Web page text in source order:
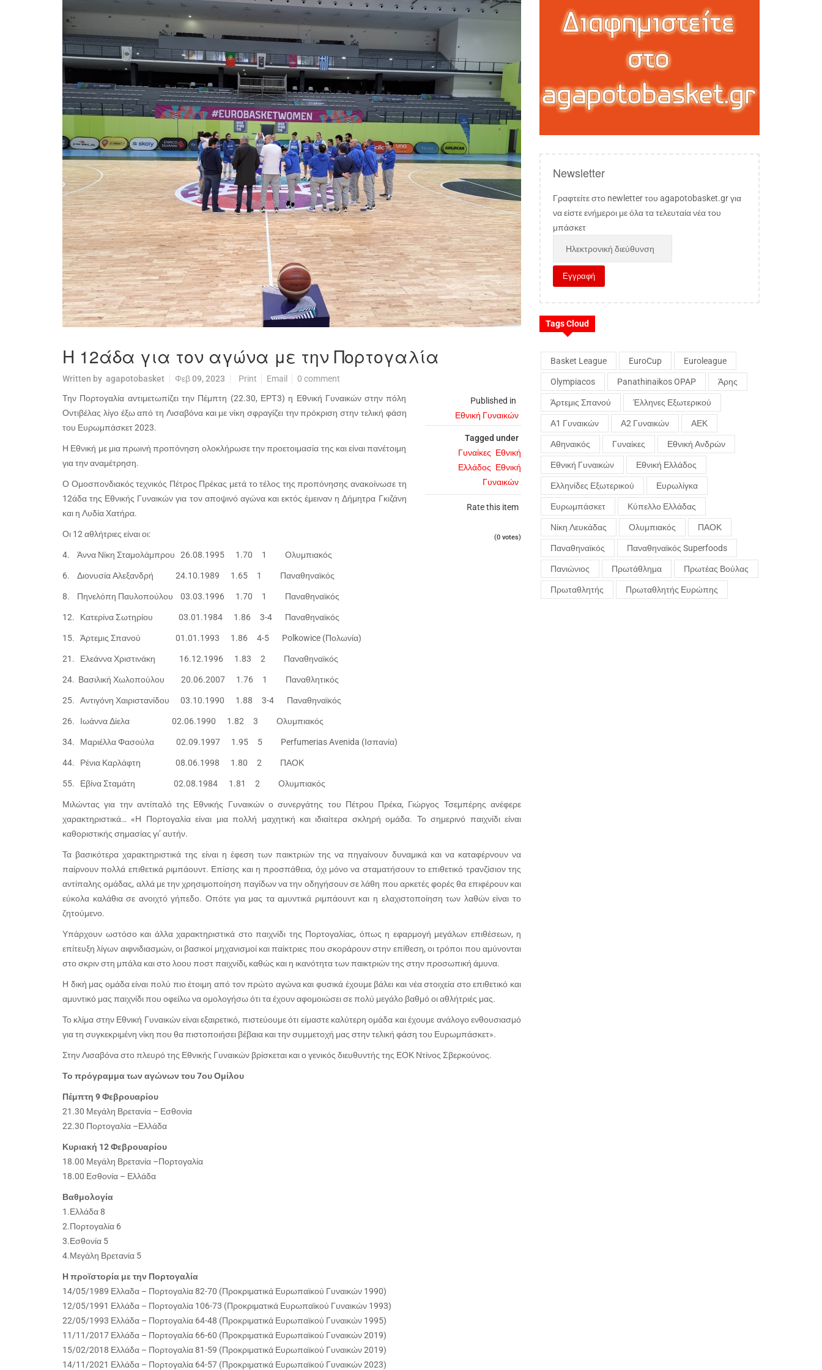
Η 12άδα για τον αγώνα με την Πορτογαλία
Written by agapotobasket Φεβ 09, 2023 Print Email 0 comment
Published in
Εθνική Γυναικών
Tagged under
Γυναίκες Εθνική
Ελλάδος Εθνική
Γυναικών
Rate this item
(0 votes)
Την Πορτογαλία αντιμετωπίζει την Πέμπτη (22.30, ΕΡΤ3) η Εθνική Γυναικών στην πόλη
Οντιβέλας λίγο έξω από τη Λισαβόνα και με νίκη σφραγίζει την πρόκριση στην τελική φάση
του Ευρωμπάσκετ 2023.
Η Εθνική με μια πρωινή προπόνηση ολοκλήρωσε την προετοιμασία της και είναι πανέτοιμη
για την αναμέτρηση.
Ο Ομοσπονδιακός τεχνικός Πέτρος Πρέκας μετά το τέλος της προπόνησης ανακοίνωσε τη
12άδα της Εθνικής Γυναικών για τον αποψινό αγώνα και εκτός έμειναν η Δήμητρα Γκιζάνη
και η Λυδία Χατήρα.
Οι 12 αθλήτριες είναι οι:
4. Άννα Νίκη Σταμολάμπρου 26.08.1995 1.70 1 Ολυμπιακός
6. Διονυσία Αλεξανδρή 24.10.1989 1.65 1 Παναθηναϊκός
8. Πηνελόπη Παυλοπούλου 03.03.1996 1.70 1 Παναθηναϊκός
12. Κατερίνα Σωτηρίου 03.01.1984 1.86 3-4 Παναθηναϊκός
15. Άρτεμις Σπανού 01.01.1993 1.86 4-5 Polkowice (Πολωνία)
21. Ελεάννα Χριστινάκη 16.12.1996 1.83 2 Παναθηναϊκός
24. Βασιλική Χωλοπούλου 20.06.2007 1.76 1 Παναθλητικός
25. Αντιγόνη Χαιριστανίδου 03.10.1990 1.88 3-4 Παναθηναϊκός
26. Ιωάννα Δίελα 02.06.1990 1.82 3 Ολυμπιακός
34. Μαριέλλα Φασούλα 02.09.1997 1.95 5 Perfumerias Avenida (Ισπανία)
44. Ρένια Καρλάφτη 08.06.1998 1.80 2 ΠΑΟΚ
55. Εβίνα Σταμάτη 02.08.1984 1.81 2 Ολυμπιακός
Μιλώντας για την αντίπαλό της Εθνικής Γυναικών ο συνεργάτης του Πέτρου Πρέκα, Γιώργος Τσεμπέρης ανέφερε
χαρακτηριστικά… «Η Πορτογαλία είναι μια πολλή μαχητική και ιδιαίτερα σκληρή ομάδα. Το σημερινό παιχνίδι είναι
καθοριστικής σημασίας γι’ αυτήν.
Τα βασικότερα χαρακτηριστικά της είναι η έφεση των παικτριών της να πηγαίνουν δυναμικά και να καταφέρνουν να
παίρνουν πολλά επιθετικά ριμπάουντ. Επίσης και η προσπάθεια, όχι μόνο να σταματήσουν το επιθετικό τρανζίσιον της
αντίπαλης ομάδας, αλλά με την χρησιμοποίηση παγίδων να την οδηγήσουν σε λάθη που αρκετές φορές θα επιφέρουν και
εύκολα καλάθια σε ανοιχτό γήπεδο. Οπότε για μας τα αμυντικά ριμπάουντ και η ελαχιστοποίηση των λαθών είναι το
ζητούμενο.
Υπάρχουν ωστόσο και άλλα χαρακτηριστικά στο παιχνίδι της Πορτογαλίας, όπως η εφαρμογή μεγάλων επιθέσεων, η
επίτευξη λίγων αιφνιδιασμών, οι βασικοί μηχανισμοί και παίκτριες που σκοράρουν στην επίθεση, οι τρόποι που αμύνονται
στο σκριν στη μπάλα και στο λοου ποστ παιχνίδι, καθώς και η ικανότητα των παικτριών της στην προσωπική άμυνα.
Η δική μας ομάδα είναι πολύ πιο έτοιμη από τον πρώτο αγώνα και φυσικά έχουμε βάλει και νέα στοιχεία στο επιθετικό και
αμυντικό μας παιχνίδι που οφείλω να ομολογήσω ότι τα έχουν αφομοιώσει σε πολύ μεγάλο βαθμό οι αθλήτριές μας.
Το κλίμα στην Εθνική Γυναικών είναι εξαιρετικό, πιστεύουμε ότι είμαστε καλύτερη ομάδα και έχουμε ανάλογο ενθουσιασμό
για τη συγκεκριμένη νίκη που θα πιστοποιήσει βέβαια και την συμμετοχή μας στην τελική φάση του Ευρωμπάσκετ».
Στην Λισαβόνα στο πλευρό της Εθνικής Γυναικών βρίσκεται και ο γενικός διευθυντής της ΕΟΚ Ντίνος Σβερκούνος.
Το πρόγραμμα των αγώνων του 7ου Ομίλου
Πέμπτη 9 Φεβρουαρίου
21.30 Μεγάλη Βρετανία – Εσθονία
22.30 Πορτογαλία –Ελλάδα
Κυριακή 12 Φεβρουαρίου
18.00 Μεγάλη Βρετανία –Πορτογαλία
18.00 Εσθονία – Ελλάδα
Βαθμολογία
1.Ελλάδα 8
2.Πορτογαλία 6
3.Εσθονία 5
4.Μεγάλη Βρετανία 5
Η προϊστορία με την Πορτογαλία
14/05/1989 Ελλαδα – Πορτογαλία 82-70 (Προκριματικά Ευρωπαϊκού Γυναικών 1990)
12/05/1991 Ελλάδα – Πορτογαλία 106-73 (Προκριματικά Ευρωπαϊκού Γυναικών 1993)
22/05/1993 Ελλάδα – Πορτογαλία 64-48 (Προκριματικά Ευρωπαϊκού Γυναικών 1995)
11/11/2017 Ελλάδα – Πορτογαλία 66-60 (Προκριματικά Ευρωπαϊκού Γυναικών 2019)
15/02/2018 Ελλάδα – Πορτογαλία 81-59 (Προκριματικά Ευρωπαϊκού Γυναικών 2019)
14/11/2021 Ελλάδα – Πορτογαλία 64-57 (Προκριματικά Ευρωπαϊκού Γυναικών 2023)
Newsletter
Γραφτείτε στο newletter του agapotobasket.gr για
να είστε ενήμεροι με όλα τα τελευταία νέα του
μπάσκετ
Tags Cloud
Basket League EuroCup Euroleague
Olympiacos Panathinaikos OPAP Άρης
Άρτεμις Σπανού Έλληνες Εξωτερικού
Α1 Γυναικών Α2 Γυναικών ΑΕΚ
Αθηναικός Γυναίκες Εθνική Ανδρών
Εθνική Γυναικών Εθνική Ελλάδος
Ελληνίδες Εξωτερικού Ευρωλίγκα
Ευρωμπάσκετ Κύπελλο Ελλάδας
Νίκη Λευκάδας Ολυμπιακός ΠΑΟΚ
Παναθηναϊκός Παναθηναϊκός Superfoods
Πανιώνιος Πρωτάθλημα Πρωτέας Βούλας
Πρωταθλητής Πρωταθλητής Ευρώπης